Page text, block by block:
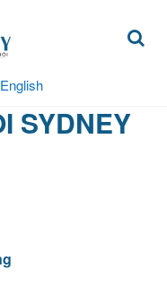
English
SYDNEY